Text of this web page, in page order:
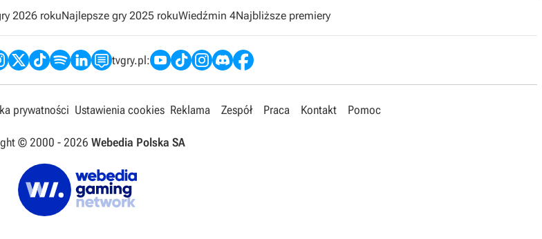
2026 rokuNajlepsze gry 2025 rokuWiedźmin 4Najbliższe premiery
tvgry.pl:
prywatności Ustawienia cookies Reklama Zespół Praca Kontakt Pomoc
© 2000 - 2026 Webedia Polska SA